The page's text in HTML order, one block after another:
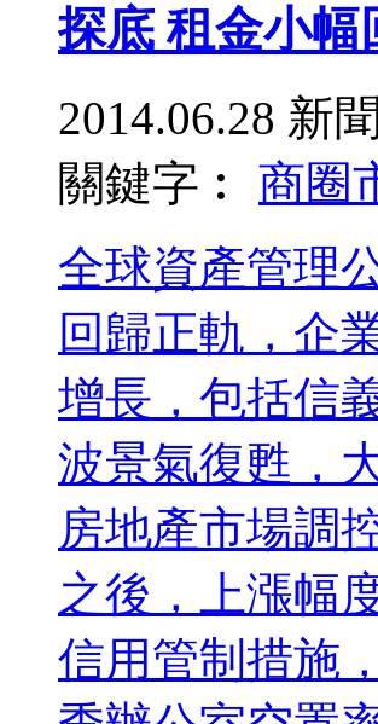
探底 租金小幅
2014.06.28 新
關鍵字︰ 商圈
全球資產管理
回歸正軌，企
增長，包括信
波景氣復甦，
房地產市場調
之後，上漲幅
信用管制措施